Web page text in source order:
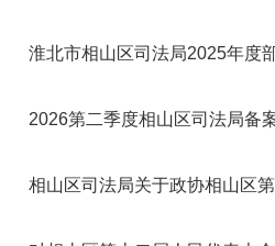
淮北市相山区司法局2025年度
2026第二季度相山区司法局备
相山区司法局关于政协相山区